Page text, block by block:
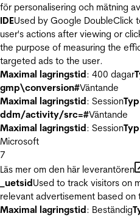
för personalisering och mätning
IDEUsed by Google DoubleClick
user's actions after viewing or
the purpose of measuring the
targeted ads to the user.
Maximal lagringstid: 400 dagar
gmp\conversion#Väntande
Maximal lagringstid: SessionTyp
ddm/activity/src=#Väntande
Maximal lagringstid: SessionTyp
Microsoft
7
Läs mer om den här leverantören
_uetsidUsed to track visitors on
relevant advertisement based
Maximal lagringstid: Beständig